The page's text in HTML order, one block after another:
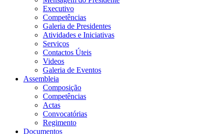
Executivo
Competências
Galeria de Presidentes
Atividades e Iniciativas
Serviços
Contactos Úteis
Videos
Galeria de Eventos
Assembleia
Composição
Competências
Actas
Convocatórias
Regimento
Documentos